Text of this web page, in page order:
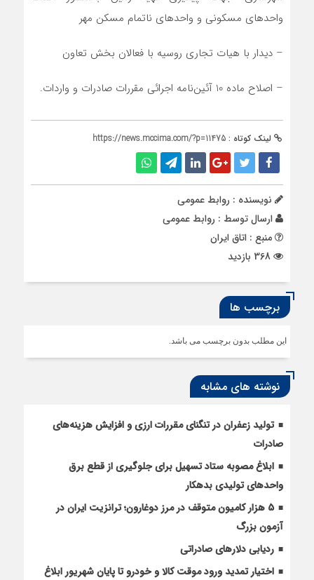
واحدهای مسکونی و واحدهای ناتمام مسکن مهر
– دیدار با هیات تجاری روسیه با فعالان بخش تعاون
– اصلاح ماده 10 آئین‌نامه اجرائی مقررات صادرات و واردات.
لینک کوتاه : https://news.mccima.com/?p=11475
نویسنده : روابط عمومی
ارسال توسط : روابط عمومی
منبع : اتاق ایران
برچسب ها
این مطلب بدون برچسب می باشد.
نوشته های مشابه
تولید زعفران در تنگنای مقررات ارزی و افزایش هزینه‌های
صادرات
ابلاغ مصوبه ستاد تسهیل برای جلوگیری از قطع برق
واحدهای تولیدی بدهکار
5 هزار کامیون متوقف در مرز دوغارون؛ ترانزیت ایران در
آزمون بزرگ
ردیابی دلارهای صادراتی
اختیار تمدید ورود موقت کالا و خودرو تا پایان شهریور ابلاغ